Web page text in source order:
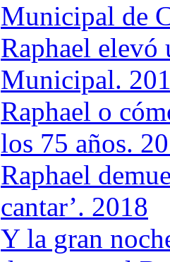
Municipal de
Raphael elevó
Municipal.
Raphael o
los 75 años.
Raphael
cantar’. 2018
Y la gran